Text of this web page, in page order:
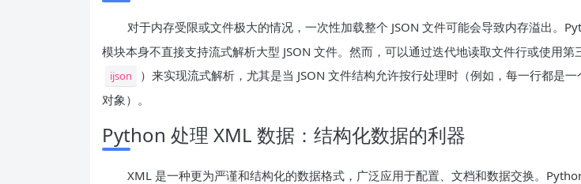
对于内存受限或文件极大的情况，一次性加载整个 JSON 文件可能会导致内存溢出。
模块本身不直接支持流式解析大型 JSON 文件。然而，可以通过迭代地读取文件行或使用第
ijson
）来实现流式解析，尤其是当 JSON 文件结构允许按行处理时（例如，每一行都是一
对象）。
Python 处理 XML 数据：结构化数据的利器
XML 是一种更为严谨和结构化的数据格式，广泛应用于配置、文档和数据交换。